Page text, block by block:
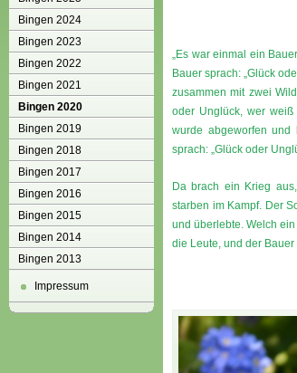
Bingen 2024
Bingen 2023
Bingen 2022
Bingen 2021
Bingen 2020
Bingen 2019
Bingen 2018
Bingen 2017
Bingen 2016
Bingen 2015
Bingen 2014
Bingen 2013
Impressum
„Es war einmal ein
Bauer sprach: „Glück
zusammen mit zwei
oder Unglück, wer
wurde abgeworfen
sprach: „Glück oder
Da brach ein Krieg
starben im Kampf. Der
und überlebte. Welch
die Leute, und der